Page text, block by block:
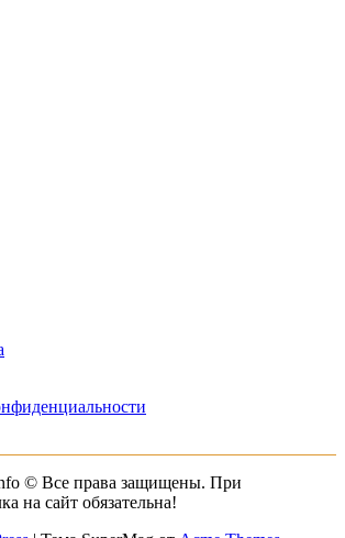
© Все права защищены. При
на сайт обязательна!